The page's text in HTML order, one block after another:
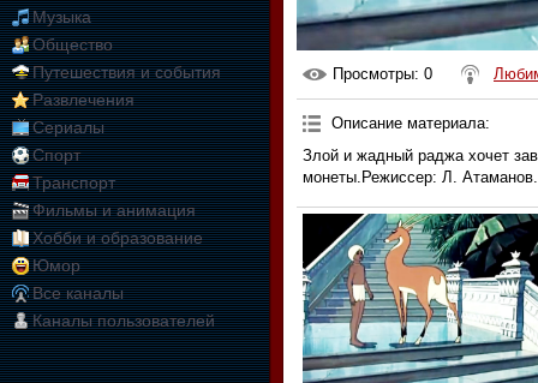
Музыка
Общество
Путешествия и события
Развлечения
Сериалы
Спорт
Транспорт
Фильмы и анимация
Хобби и образование
Юмор
Все каналы
Каналы пользователей
Просмотры: 0
Описание материала:
Злой и жадный раджа хочет
монеты.Режиссер: Л. Атаманов.